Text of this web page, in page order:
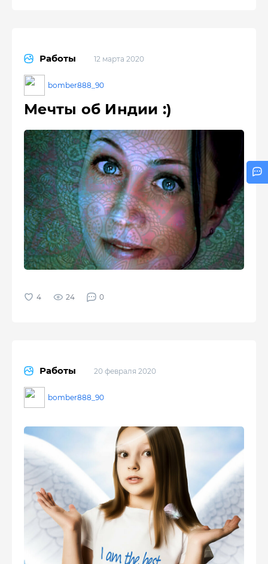
Работы 12 марта 2020
bomber888_90
Мечты об Индии :)
24 0
Работы 20 февраля 2020
bomber888_90